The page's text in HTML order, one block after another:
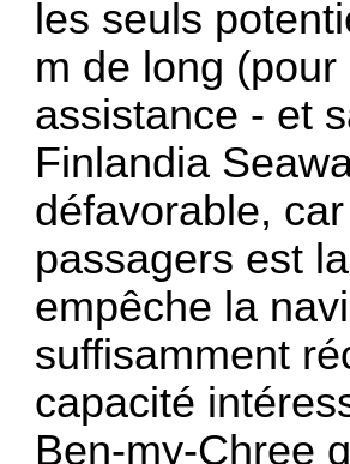
les seuls
m de long
assistance - et
Finlandia
défavorable,
passagers est
empêche la
suffisamment
capacité
Ben-my-Chree